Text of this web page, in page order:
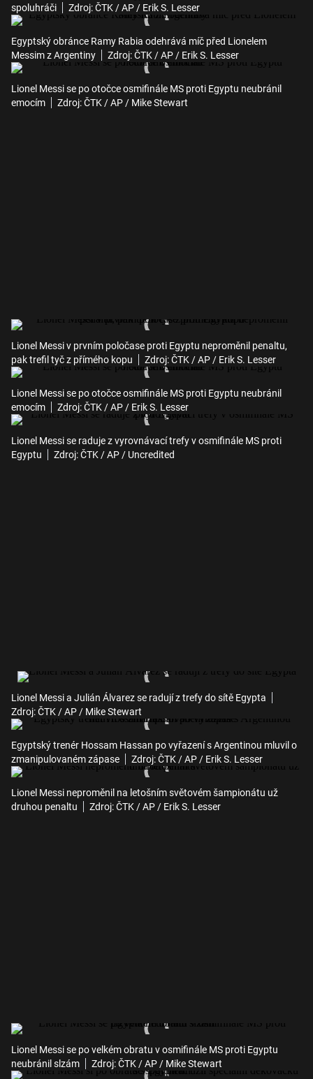
spoluhráči
Zdroj: ČTK / AP / Erik S. Lesser
Egyptský obránce Ramy Rabia odehrává míč před Lionelem
Messim z Argentiny
Zdroj: ČTK / AP / Erik S. Lesser
Lionel Messi se po otočce osmifinále MS proti Egyptu neubránil
emocím
Zdroj: ČTK / AP / Mike Stewart
Lionel Messi v prvním poločase proti Egyptu neproměnil penaltu,
pak trefil tyč z přímého kopu
Zdroj: ČTK / AP / Erik S. Lesser
Lionel Messi se po otočce osmifinále MS proti Egyptu neubránil
emocím
Zdroj: ČTK / AP / Erik S. Lesser
Lionel Messi se raduje z vyrovnávací trefy v osmifinále MS proti
Egyptu
Zdroj: ČTK / AP / Uncredited
Lionel Messi a Julián Álvarez se radují z trefy do sítě Egypta
Zdroj: ČTK / AP / Mike Stewart
Egyptský trenér Hossam Hassan po vyřazení s Argentinou mluvil o
zmanipulovaném zápase
Zdroj: ČTK / AP / Erik S. Lesser
Lionel Messi neproměnil na letošním světovém šampionátu už
druhou penaltu
Zdroj: ČTK / AP / Erik S. Lesser
Lionel Messi se po velkém obratu v osmifinále MS proti Egyptu
neubránil slzám
Zdroj: ČTK / AP / Mike Stewart